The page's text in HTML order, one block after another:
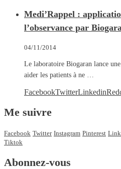
Medi’Rappel :
l’observance par
04/11/2014
Le laboratoire Biogaran lance
aider les patients à ne …
FacebookTwitterLinkedin
Me suivre
Facebook Twitter Instagram Pinterest
Tiktok
Abonnez-vous